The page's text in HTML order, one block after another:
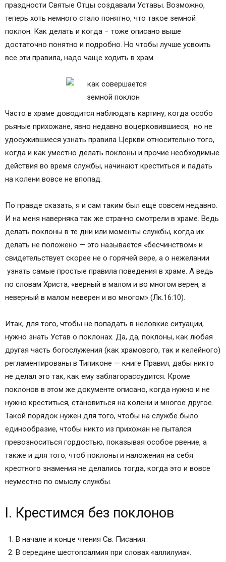
праздности Святые Отцы создавали Уставы. Возможно,
теперь хоть немного стало понятно, что такое земной
поклон. Как делать и когда − тоже описано выше
достаточно понятно и подробно. Но чтобы лучше усвоить
все эти правила, надо чаще ходить в храм.
Часто в храме доводится наблюдать картину, когда особо
рьяные прихожане, явно недавно воцерковившиеся, но не
удосужившиеся узнать правила Церкви относительно того,
когда и как уместно делать поклоны и прочие необходимые
действия во время службы, начинают креститься и падать
на колени вовсе не впопад.
По правде сказать, я и сам таким был еще совсем недавно.
И на меня наверняка так же странно смотрели в храме. Ведь
делать поклоны в те дни или моменты службы, когда их
делать не положено — это называется «бесчинством» и
свидетельствует скорее не о горячей вере, а о нежелании
узнать самые простые правила поведения в храме. А ведь
по словам Христа, «верный в малом и во многом верен, а
неверный в малом неверен и во многом» (Лк.16:10).
Итак, для того, чтобы не попадать в неловкие ситуации,
нужно знать Устав о поклонах. Да, да, поклоны, как любая
другая часть богослужения (как храмового, так и келейного)
регламентированы в Типиконе — книге Правил, дабы никто
не делал это так, как ему заблагорассудится. Кроме
поклонов в этом же документе описано, когда нужно и не
нужно креститься, становиться на колени и многое другое.
Такой порядок нужен для того, чтобы на службе было
единообразие, чтобы никто из прихожан не пытался
превозноситься гордостью, показывая особое рвение, а
также и для того, чтоб поклоны и наложения на себя
крестного знамения не делались тогда, когда это и вовсе
неуместно по смыслу службы.
I. Крестимся без поклонов
В начале и конце чтения Св. Писания.
В середине шестопсалмия при словах «аллилуиа».